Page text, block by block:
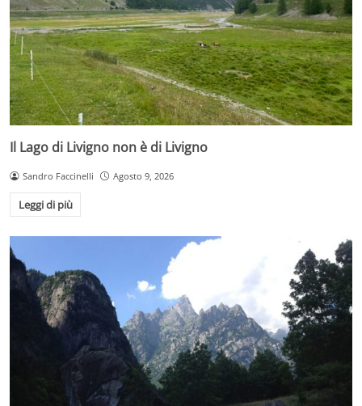
Il Lago di Livigno non è di Livigno
Sandro Faccinelli Agosto 9, 2026
Leggi di più